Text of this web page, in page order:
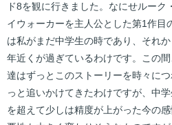
ド8を観に行きました。なにせルーク
イウォーカーを主人公とした第1作目
は私がまだ中学生の時であり、それ
年近くが過ぎているわけです。この
達はずっとこのストーリーを時々に
っと追いかけてきたわけですが、中
を超えて少しは精度が上がった今の